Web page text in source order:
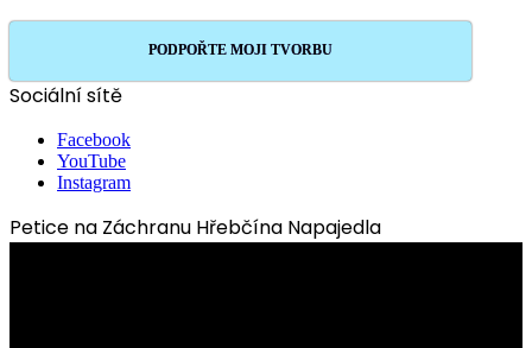
PODPOŘTE MOJI TVORBU
Sociální sítě
Facebook
YouTube
Instagram
Petice na Záchranu Hřebčína Napajedla